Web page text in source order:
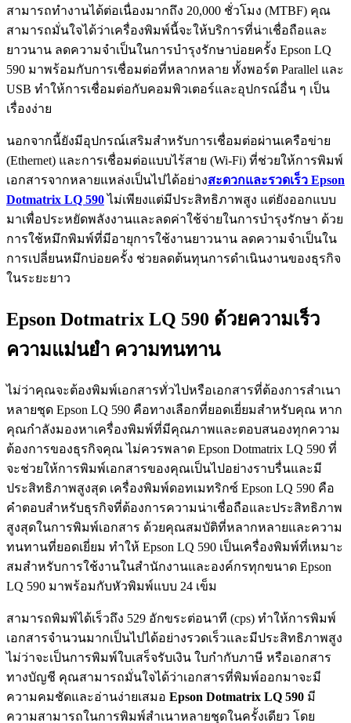
สามารถทำงานได้ต่อเนื่องมากถึง 20,000 ชั่วโมง (MTBF) คุณ
สามารถมั่นใจได้ว่าเครื่องพิมพ์นี้จะให้บริการที่น่าเชื่อถือและ
ยาวนาน ลดความจำเป็นในการบำรุงรักษาบ่อยครั้ง Epson LQ
590 มาพร้อมกับการเชื่อมต่อที่หลากหลาย ทั้งพอร์ต Parallel และ
USB ทำให้การเชื่อมต่อกับคอมพิวเตอร์และอุปกรณ์อื่น ๆ เป็น
เรื่องง่าย
นอกจากนี้ยังมีอุปกรณ์เสริมสำหรับการเชื่อมต่อผ่านเครือข่าย
(Ethernet) และการเชื่อมต่อแบบไร้สาย (Wi-Fi) ที่ช่วยให้การพิมพ์
เอกสารจากหลายแหล่งเป็นไปได้อย่างสะดวกและรวดเร็ว Epson
Dotmatrix LQ 590ไม่เพียงแต่มีประสิทธิภาพสูง แต่ยังออกแบบ
มาเพื่อประหยัดพลังงานและลดค่าใช้จ่ายในการบำรุงรักษา ด้วย
การใช้หมึกพิมพ์ที่มีอายุการใช้งานยาวนาน ลดความจำเป็นใน
การเปลี่ยนหมึกบ่อยครั้ง ช่วยลดต้นทุนการดำเนินงานของธุรกิจ
ในระยะยาว
Epson Dotmatrix LQ 590 ด้วยความเร็ว
ความแม่นยำ ความทนทาน
ไม่ว่าคุณจะต้องพิมพ์เอกสารทั่วไปหรือเอกสารที่ต้องการสำเนา
หลายชุด Epson LQ 590 คือทางเลือกที่ยอดเยี่ยมสำหรับคุณ หาก
คุณกำลังมองหาเครื่องพิมพ์ที่มีคุณภาพและตอบสนองทุกความ
ต้องการของธุรกิจคุณ ไม่ควรพลาด Epson Dotmatrix LQ 590 ที่
จะช่วยให้การพิมพ์เอกสารของคุณเป็นไปอย่างราบรื่นและมี
ประสิทธิภาพสูงสุด เครื่องพิมพ์ดอทเมทริกซ์ Epson LQ 590 คือ
คำตอบสำหรับธุรกิจที่ต้องการความน่าเชื่อถือและประสิทธิภาพ
สูงสุดในการพิมพ์เอกสาร ด้วยคุณสมบัติที่หลากหลายและความ
ทนทานที่ยอดเยี่ยม ทำให้ Epson LQ 590 เป็นเครื่องพิมพ์ที่เหมาะ
สมสำหรับการใช้งานในสำนักงานและองค์กรทุกขนาด Epson
LQ 590 มาพร้อมกับหัวพิมพ์แบบ 24 เข็ม
สามารถพิมพ์ได้เร็วถึง 529 อักขระต่อนาที (cps) ทำให้การพิมพ์
เอกสารจำนวนมากเป็นไปได้อย่างรวดเร็วและมีประสิทธิภาพสูง
ไม่ว่าจะเป็นการพิมพ์ใบเสร็จรับเงิน ใบกำกับภาษี หรือเอกสาร
ทางบัญชี คุณสามารถมั่นใจได้ว่าเอกสารที่พิมพ์ออกมาจะมี
ความคมชัดและอ่านง่ายเสมอ Epson Dotmatrix LQ 590 มี
ความสามารถในการพิมพ์สำเนาหลายชุดในครั้งเดียว โดย